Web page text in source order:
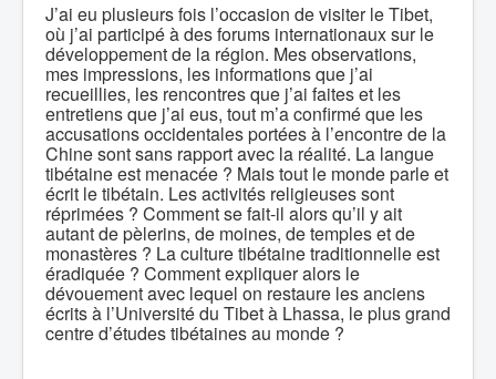
J’ai eu plusieurs fois l’occasion de visiter le Tibet,
où j’ai participé à des forums internationaux sur le
développement de la région. Mes observations,
mes impressions, les informations que j’ai
recueillies, les rencontres que j’ai faites et les
entretiens que j’ai eus, tout m’a confirmé que les
accusations occidentales portées à l’encontre de la
Chine sont sans rapport avec la réalité. La langue
tibétaine est menacée ? Mais tout le monde parle et
écrit le tibétain. Les activités religieuses sont
réprimées ? Comment se fait-il alors qu’il y ait
autant de pèlerins, de moines, de temples et de
monastères ? La culture tibétaine traditionnelle est
éradiquée ? Comment expliquer alors le
dévouement avec lequel on restaure les anciens
écrits à l’Université du Tibet à Lhassa, le plus grand
centre d’études tibétaines au monde ?